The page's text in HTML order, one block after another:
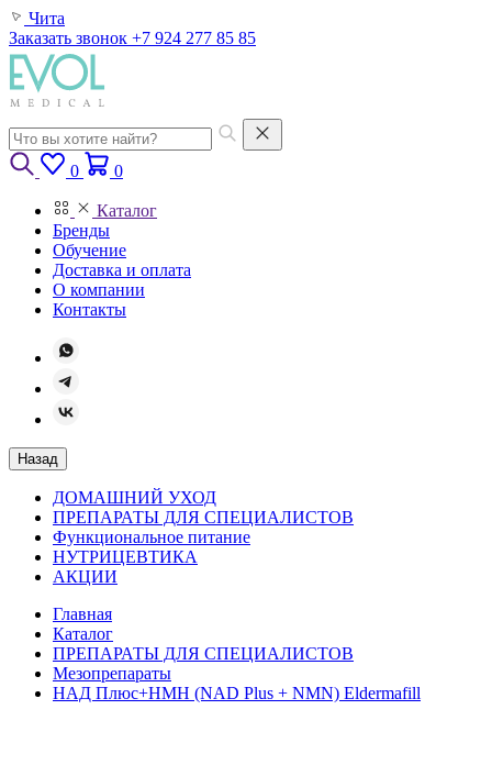
Чита
Заказать звонок +7 924 277 85 85
0 0
Каталог
Бренды
Обучение
Доставка и оплата
О компании
Контакты
Назад
ДОМАШНИЙ УХОД
ПРЕПАРАТЫ ДЛЯ СПЕЦИАЛИСТОВ
Функциональное питание
НУТРИЦЕВТИКА
АКЦИИ
Главная
Каталог
ПРЕПАРАТЫ ДЛЯ СПЕЦИАЛИСТОВ
Мезопрепараты
НАД Плюс+НМН (NAD Plus + NMN) Eldermafill